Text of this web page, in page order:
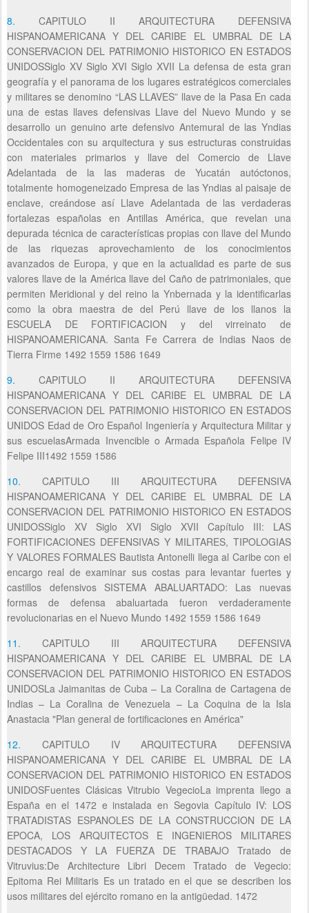
8. CAPITULO II ARQUITECTURA DEFENSIVA
HISPANOAMERICANA Y DEL CARIBE EL UMBRAL DE LA
CONSERVACION DEL PATRIMONIO HISTORICO EN ESTADOS
UNIDOSSiglo XV Siglo XVI Siglo XVII La defensa de esta gran
geografía y el panorama de los lugares estratégicos comerciales
y militares se denomino “LAS LLAVES” llave de la Pasa En cada
una de estas llaves defensivas Llave del Nuevo Mundo y se
desarrollo un genuino arte defensivo Antemural de las Yndias
Occidentales con su arquitectura y sus estructuras construidas
con materiales primarios y llave del Comercio de Llave
Adelantada de la las maderas de Yucatán autóctonos,
totalmente homogeneizado Empresa de las Yndias al paisaje de
enclave, creándose así Llave Adelantada de las verdaderas
fortalezas españolas en Antillas América, que revelan una
depurada técnica de características propias con llave del Mundo
de las riquezas aprovechamiento de los conocimientos
avanzados de Europa, y que en la actualidad es parte de sus
valores llave de la América llave del Caño de patrimoniales, que
permiten Meridional y del reino la Ynbernada y la identificarlas
como la obra maestra de del Perú llave de los llanos la
ESCUELA DE FORTIFICACION y del virreinato de
HISPANOAMERICANA. Santa Fe Carrera de Indias Naos de
Tierra Firme 1492 1559 1586 1649
9. CAPITULO II ARQUITECTURA DEFENSIVA
HISPANOAMERICANA Y DEL CARIBE EL UMBRAL DE LA
CONSERVACION DEL PATRIMONIO HISTORICO EN ESTADOS
UNIDOS Edad de Oro Español Ingeniería y Arquitectura Militar y
sus escuelasArmada Invencible o Armada Española Felipe IV
Felipe III1492 1559 1586
10. CAPITULO III ARQUITECTURA DEFENSIVA
HISPANOAMERICANA Y DEL CARIBE EL UMBRAL DE LA
CONSERVACION DEL PATRIMONIO HISTORICO EN ESTADOS
UNIDOSSiglo XV Siglo XVI Siglo XVII Capítulo III: LAS
FORTIFICACIONES DEFENSIVAS Y MILITARES, TIPOLOGIAS
Y VALORES FORMALES Bautista Antonelli llega al Caribe con el
encargo real de examinar sus costas para levantar fuertes y
castillos defensivos SISTEMA ABALUARTADO: Las nuevas
formas de defensa abaluartada fueron verdaderamente
revolucionarias en el Nuevo Mundo 1492 1559 1586 1649
11. CAPITULO III ARQUITECTURA DEFENSIVA
HISPANOAMERICANA Y DEL CARIBE EL UMBRAL DE LA
CONSERVACION DEL PATRIMONIO HISTORICO EN ESTADOS
UNIDOSLa Jaimanitas de Cuba – La Coralina de Cartagena de
Indias – La Coralina de Venezuela – La Coquina de la Isla
Anastacia "Plan general de fortificaciones en América"
12. CAPITULO IV ARQUITECTURA DEFENSIVA
HISPANOAMERICANA Y DEL CARIBE EL UMBRAL DE LA
CONSERVACION DEL PATRIMONIO HISTORICO EN ESTADOS
UNIDOSFuentes Clásicas Vitrubio VegecioLa imprenta llego a
España en el 1472 e instalada en Segovia Capítulo IV: LOS
TRATADISTAS ESPANOLES DE LA CONSTRUCCION DE LA
EPOCA, LOS ARQUITECTOS E INGENIEROS MILITARES
DESTACADOS Y LA FUERZA DE TRABAJO Tratado de
Vitruvius:De Architecture Libri Decem Tratado de Vegecio:
Epitoma Rei Militaris Es un tratado en el que se describen los
usos militares del ejército romano en la antigüedad. 1472